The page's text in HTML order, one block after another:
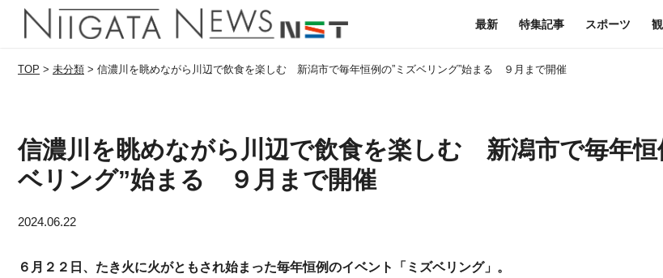
最新 特集記事 スポーツ
TOP > 未分類 > 信濃川を眺めながら川辺で飲食を楽しむ 新潟市で毎年恒例の”ミズベリング”始まる ９月まで開催
信濃川を眺めながら川辺で飲食を楽しむ 新潟市で毎年恒
ベリング”始まる ９月まで開催
2024.06.22
６月２２日、たき火に火がともされ始まった毎年恒例のイベント「ミズベリング」。